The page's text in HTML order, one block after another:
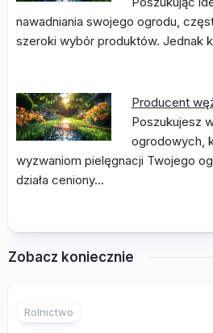
nawadniania swojego ogrodu,
szeroki wybór produktów. Jednak
Producent
Poszukujesz
ogrodowych,
wyzwaniom pielęgnacji Twojego
działa ceniony…
Zobacz koniecznie
Rolnictwo